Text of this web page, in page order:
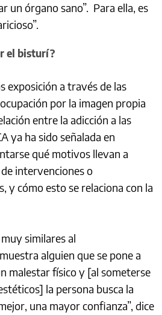
un órgano sano”. Para ella, es
el bisturí?
exposición a través de las
por la imagen propia
entre la adicción a las
ya ha sido señalada en
qué motivos llevan a
intervenciones o
y cómo esto se relaciona con la
similares al
alguien que se pone a
malestar físico y [al someterse
la persona busca la
una mayor confianza”, dice